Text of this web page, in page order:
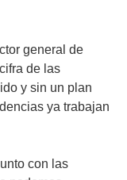
general de
de las
y sin un plan
ya trabajan
con las